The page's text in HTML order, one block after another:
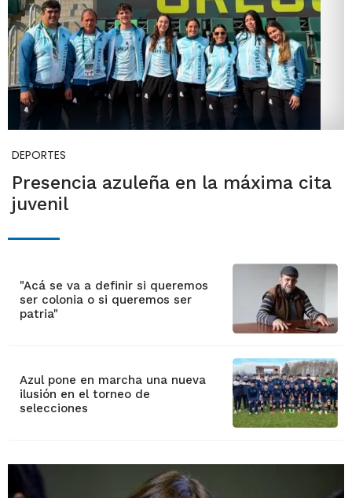
DEPORTES
Presencia azuleña en la máxima cita
juvenil
"Acá se va a definir si queremos
ser colonia o si queremos ser
patria"
Azul pone en marcha una nueva
ilusión en el torneo de
selecciones